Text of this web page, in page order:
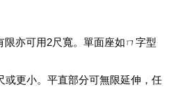
亦可用2尺寬。單面座如ㄇ字型
或更小。平直部分可無限延伸，任